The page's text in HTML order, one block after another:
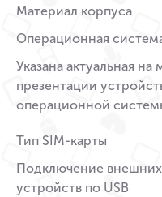
Материал корпуса
Операционная
Указана актуальная
презентации
операционной
Тип SIM-карты
Подключение внешних
устройств по USB